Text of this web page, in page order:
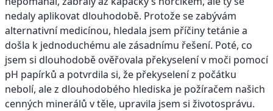
nedaly aplikovat dlouhodobě. Protože se zabývám
alternativní medicínou, hledala jsem příčiny tetánie a
došla k jednoduchému ale zásadnímu řešení. Poté, co
jsem si dlouhodobě ověřovala překyselení v moči pomocí
pH papírků a potvrdila si, že překyselení z počátku
nebolí, ale z dlouhodobého hlediska je požíračem našich
cenných minerálů v těle, upravila jsem si životosprávu.